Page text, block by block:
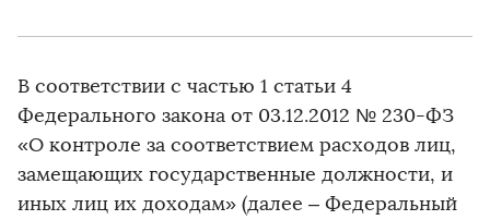
В соответствии с частью 1 статьи 4
Федерального закона от 03.12.2012 № 230-ФЗ
«О контроле за соответствием расходов лиц,
замещающих государственные должности, и
иных лиц их доходам» (далее – Федеральный